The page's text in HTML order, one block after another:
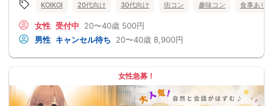
KOIKOI 20代向け 30代向け 街コン 趣味コン 食事あり
女性 受付中 20〜40歳 500円
男性 キャンセル待ち 20〜40歳 8,900円
女性急募！